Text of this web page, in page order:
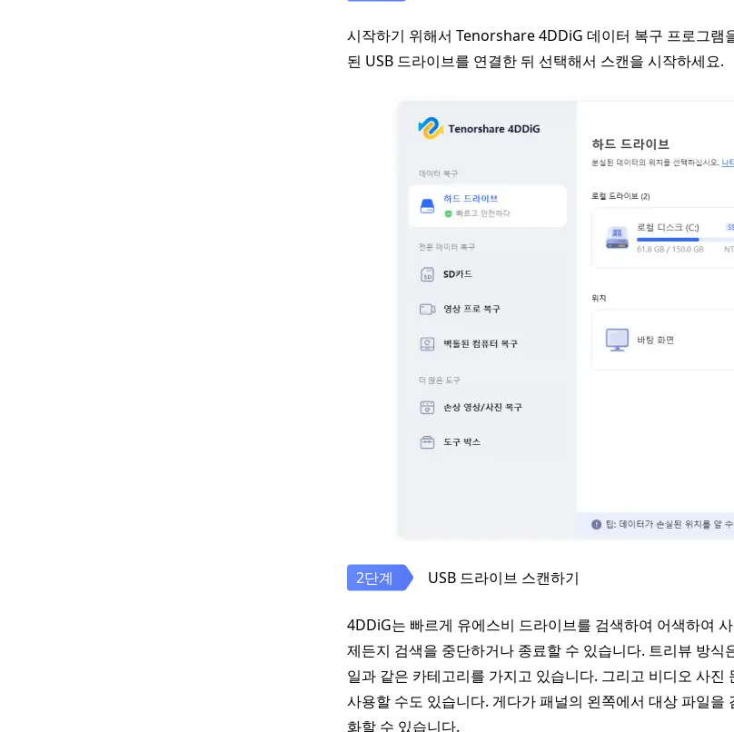
시작하기 위해서 Tenorshare 4DDiG 데이터 복구 프로그램
된 USB 드라이브를 연결한 뒤 선택해서 스캔을 시작하세요.
USB 드라이브 스캔하기
4DDiG는 빠르게 유에스비 드라이브를 검색하여 어색하여
제든지 검색을 중단하거나 종료할 수 있습니다. 트리뷰 방
일과 같은 카테고리를 가지고 있습니다. 그리고 비디오 사
사용할 수도 있습니다. 게다가 패널의 왼쪽에서 대상 파일
화할 수 있습니다.